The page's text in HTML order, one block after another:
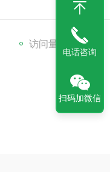
访问量：367
电话咨询
扫码加微信